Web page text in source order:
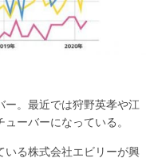
ー。最近では狩野英孝や江
ーバーになっている。
いる株式会社エビリーが興